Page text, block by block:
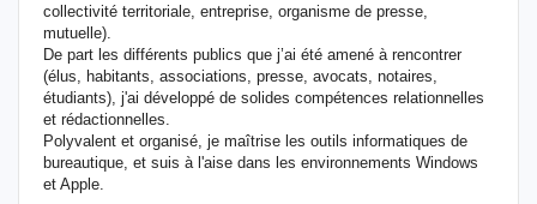
collectivité territoriale, entreprise, organisme de presse,
mutuelle).
De part les différents publics que j’ai été amené à rencontrer
(élus, habitants, associations, presse, avocats, notaires,
étudiants), j'ai développé de solides compétences relationnelles
et rédactionnelles.
Polyvalent et organisé, je maîtrise les outils informatiques de
bureautique, et suis à l'aise dans les environnements Windows
et Apple.